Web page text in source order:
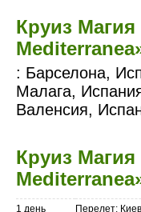
Круиз
: Барселона,
Малага,
Валенсия,
Круиз
1 день
Перелет: